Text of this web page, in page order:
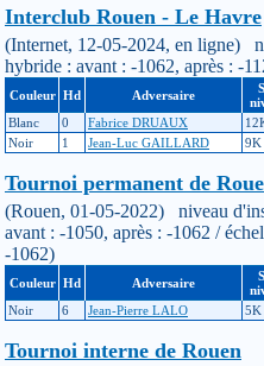
Interclub Rouen - Le Havre
(Internet, 12-05-2024, en ligne)
hybride : avant : -1062, après : -
Couleur Hd Adversaire
Blanc
0 Fabrice DRUAUX
Noir
1 Jean-Luc GAILLARD 9K
Tournoi permanent de
(Rouen, 01-05-2022) niveau
avant : -1050, après : -1062 /
-1062)
Couleur Hd Adversaire
Noir
6 Jean-Pierre LALO 5K
Tournoi interne de Rouen